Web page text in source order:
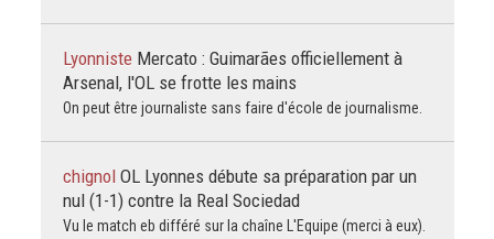
Lyonniste Mercato : Guimarães officiellement à
Arsenal, l'OL se frotte les mains
On peut être journaliste sans faire d'école de journalisme.
chignol OL Lyonnes débute sa préparation par un
nul (1-1) contre la Real Sociedad
Vu le match eb différé sur la chaîne L'Equipe (merci à eux).